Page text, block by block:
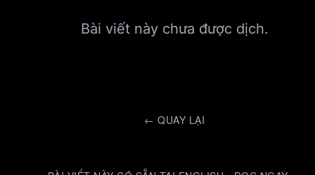
Bài viết này chưa được dịch.
← QUAY LẠI